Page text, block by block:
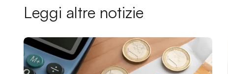
Leggi altre notizie